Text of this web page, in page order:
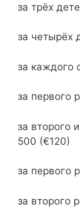
за трёх
за четырёх
за каждого
за первого
за второго
500 (€120)
за первого
за второго